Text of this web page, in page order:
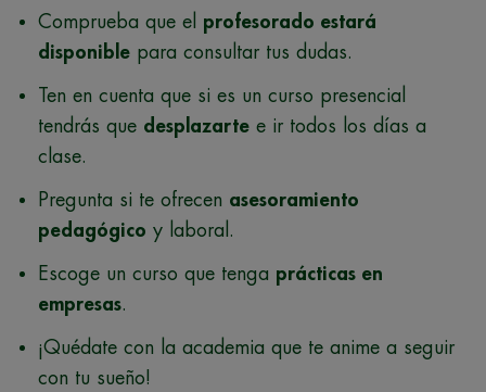
Comprueba que el profesorado estará
disponible para consultar tus dudas.
Ten en cuenta que si es un curso presencial
tendrás que desplazarte e ir todos los días a
clase.
Pregunta si te ofrecen asesoramiento
pedagógico y laboral.
Escoge un curso que tenga prácticas en
empresas.
¡Quédate con la academia que te anime a seguir
con tu sueño!